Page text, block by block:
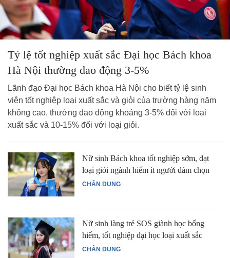
Tỷ lệ tốt nghiệp xuất sắc Đại học Bách khoa
Hà Nội thường dao động 3-5%
Lãnh đạo Đại học Bách khoa Hà Nội cho biết tỷ lệ sinh
viên tốt nghiệp loại xuất sắc và giỏi của trường hàng năm
không cao, thường dao động khoảng 3-5% đối với loại
xuất sắc và 10-15% đối với loại giỏi.
CHÂN DUNG
Nữ sinh Bách khoa tốt nghiệp sớm, đạt
loại giỏi ngành hiếm ít người dám chọn
CHÂN DUNG
Nữ sinh làng trẻ SOS giành học bổng
hiếm, tốt nghiệp đại học loại xuất sắc